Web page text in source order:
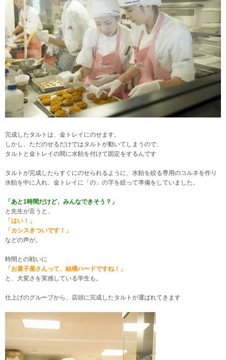
完成したタルトは、金トレイにのせます。
しかし、ただのせるだけではタルトが動いてしまうので、
タルトと金トレイの間に水飴を付けて固定をするんです
タルトが完成したらすぐにのせられるように、水飴を絞る専用のコルネを作り
水飴を中に入れ、 金トレイに「の」の字を絞って準備をしていました。
「あと1時間だけど、みんなできそう？」
と先生が言うと、
「はい！」
「カシスきついです！」
などの声が。
時間との戦いに
「お菓子屋さんって、結構ハードですね！」
と、大変さを実感している学生も。
仕上げのグループから、店頭に完成したタルトが運ばれてきます